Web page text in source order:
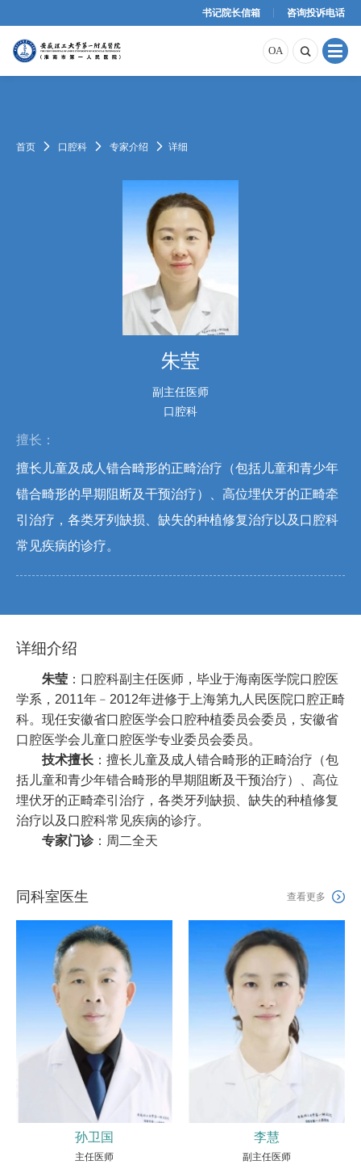
书记院长信箱 咨询投诉电话
OA 
首页  口腔科  专家介绍  详细
朱莹
副主任医师
口腔科
擅长：
擅长儿童及成人错合畸形的正畸治疗（包括儿童和青少年
错合畸形的早期阻断及干预治疗）、高位埋伏牙的正畸牵
引治疗，各类牙列缺损、缺失的种植修复治疗以及口腔科
常见疾病的诊疗。
详细介绍
朱莹 ：口腔科副主任医师，毕业于海南医学院口腔医
学系，2011年﹣2012年进修于上海第九人民医院口腔正畸
科。现任安徽省口腔医学会口腔种植委员会委员，安徽省
口腔医学会儿童口腔医学专业委员会委员。
技术擅长 ：擅长儿童及成人错合畸形的正畸治疗（包
括儿童和青少年错合畸形的早期阻断及干预治疗）、高位
埋伏牙的正畸牵引治疗，各类牙列缺损、缺失的种植修复
治疗以及口腔科常见疾病的诊疗。
专家门诊：周二全天
同科室医生 查看更多 
孙卫国
主任医师
李慧
副主任医师